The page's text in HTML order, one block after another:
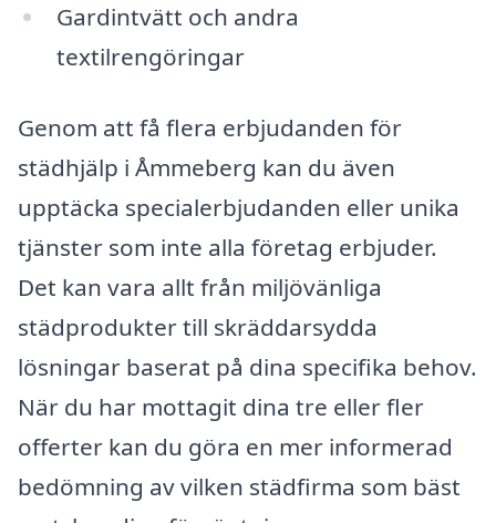
Gardintvätt och andra
textilrengöringar
Genom att få flera erbjudanden för
städhjälp i Åmmeberg kan du även
upptäcka specialerbjudanden eller unika
tjänster som inte alla företag erbjuder.
Det kan vara allt från miljövänliga
städprodukter till skräddarsydda
lösningar baserat på dina specifika behov.
När du har mottagit dina tre eller fler
offerter kan du göra en mer informerad
bedömning av vilken städfirma som bäst